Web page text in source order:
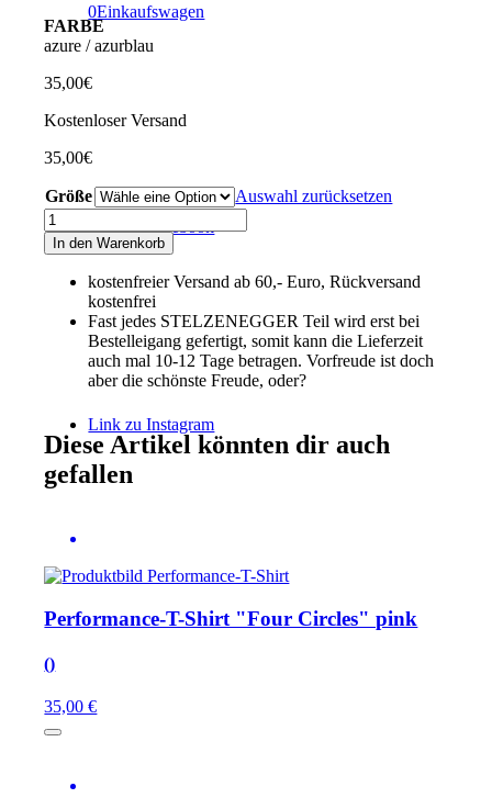
0Einkaufswagen
Link zu Facebook
Link zu Instagram
FARBE
azure / azurblau
35,00€
Kostenloser Versand
35,00€
Größe
Auswahl zurücksetzen
Performance-
T-
Shirt
"Four
Circles"
azurblau
Menge
In den Warenkorb
kostenfreier Versand ab 60,- Euro, Rückversand
kostenfrei
Fast jedes STELZENEGGER Teil wird erst bei
Bestelleigang gefertigt, somit kann die Lieferzeit
auch mal 10-12 Tage betragen. Vorfreude ist doch
aber die schönste Freude, oder?
Diese Artikel könnten dir auch
gefallen
Performance-T-Shirt "Four Circles" pink
()
35,00 €